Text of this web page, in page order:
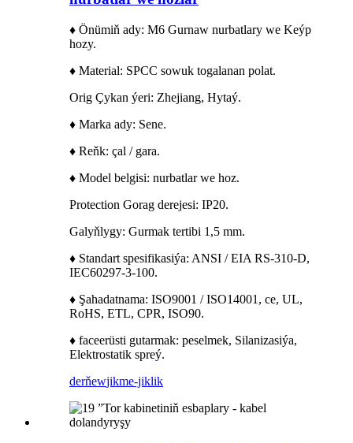
♦ Önümiň ady: M6 Gurnaw nurbatlary we Keýp
hozy.
♦ Material: SPCC sowuk togalanan polat.
Orig Çykan ýeri: Zhejiang, Hytaý.
♦ Marka ady: Sene.
♦ Reňk: çal / gara.
♦ Model belgisi: nurbatlar we hoz.
Protection Gorag derejesi: IP20.
Galyňlygy: Gurmak tertibi 1,5 mm.
♦ Standart spesifikasiýa: ANSI / EIA RS-310-D,
IEC60297-3-100.
♦ Şahadatnama: ISO9001 / ISO14001, ce, UL,
RoHS, ETL, CPR, ISO90.
♦ faceerüsti gutarmak: peselmek, Silanizasiýa,
Elektrostatik spreý.
derňewjikme-jiklik